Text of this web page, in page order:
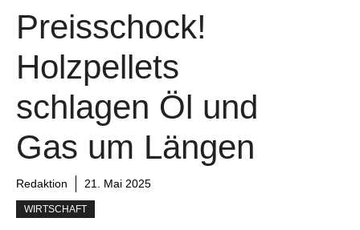
Preisschock!
Holzpellets
schlagen Öl und
Gas um Längen
Redaktion 21. Mai 2025
WIRTSCHAFT